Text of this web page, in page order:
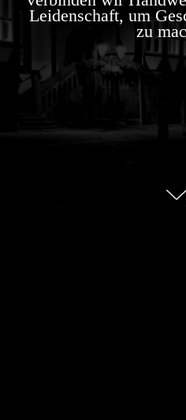
Leidenschaft, um
zu